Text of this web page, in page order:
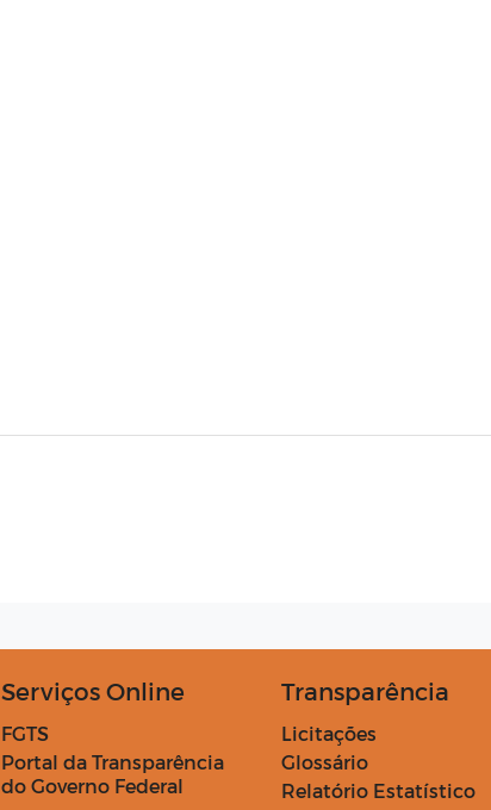
Serviços Online
FGTS
Portal da Transparência
do Governo Federal
Transparência
Licitações
Glossário
Relatório Estatístico